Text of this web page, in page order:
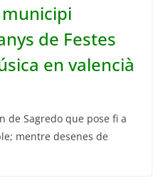
de Festes
en valencià
de Sagredo que pose fi a
mentre desenes de